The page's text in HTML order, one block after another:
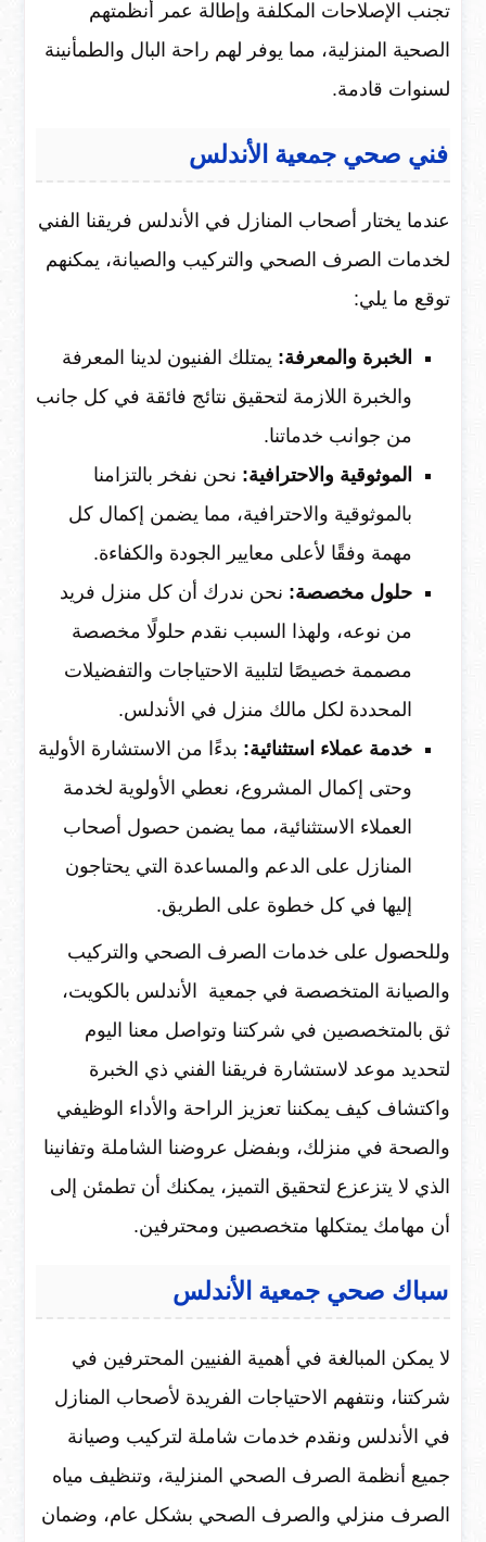
تجنب الإصلاحات المكلفة وإطالة عمر أنظمتهم
الصحية المنزلية، مما يوفر لهم راحة البال والطمأنينة
لسنوات قادمة.
فني صحي جمعية الأندلس
عندما يختار أصحاب المنازل في الأندلس فريقنا الفني
لخدمات الصرف الصحي والتركيب والصيانة، يمكنهم
توقع ما يلي:
الخبرة والمعرفة: يمتلك الفنيون لدينا المعرفة
والخبرة اللازمة لتحقيق نتائج فائقة في كل جانب
من جوانب خدماتنا.
الموثوقية والاحترافية: نحن نفخر بالتزامنا
بالموثوقية والاحترافية، مما يضمن إكمال كل
مهمة وفقًا لأعلى معايير الجودة والكفاءة.
حلول مخصصة: نحن ندرك أن كل منزل فريد
من نوعه، ولهذا السبب نقدم حلولًا مخصصة
مصممة خصيصًا لتلبية الاحتياجات والتفضيلات
المحددة لكل مالك منزل في الأندلس.
خدمة عملاء استثنائية: بدءًا من الاستشارة الأولية
وحتى إكمال المشروع، نعطي الأولوية لخدمة
العملاء الاستثنائية، مما يضمن حصول أصحاب
المنازل على الدعم والمساعدة التي يحتاجون
إليها في كل خطوة على الطريق.
وللحصول على خدمات الصرف الصحي والتركيب
والصيانة المتخصصة في جمعية الأندلس بالكويت،
ثق بالمتخصصين في شركتنا وتواصل معنا اليوم
لتحديد موعد لاستشارة فريقنا الفني ذي الخبرة
واكتشاف كيف يمكننا تعزيز الراحة والأداء الوظيفي
والصحة في منزلك، وبفضل عروضنا الشاملة وتفانينا
الذي لا يتزعزع لتحقيق التميز، يمكنك أن تطمئن إلى
أن مهامك يمتكلها متخصصين ومحترفين.
سباك صحي جمعية الأندلس
لا يمكن المبالغة في أهمية الفنيين المحترفين في
شركتنا، ونتفهم الاحتياجات الفريدة لأصحاب المنازل
في الأندلس ونقدم خدمات شاملة لتركيب وصيانة
جميع أنظمة الصرف الصحي المنزلية، وتنظيف مياه
الصرف منزلي والصرف الصحي بشكل عام، وضمان